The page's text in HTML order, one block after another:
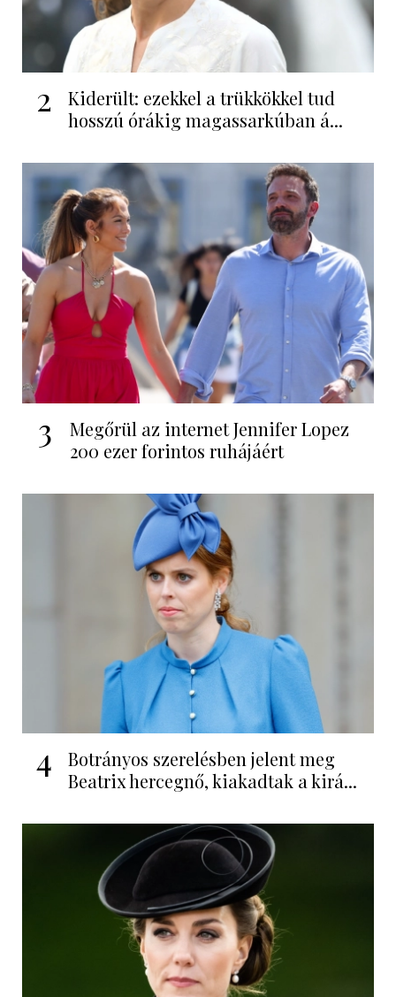
2
Kiderült: ezekkel a trükkökkel tud
hosszú órákig magassarkúban á...
3
Megőrül az internet Jennifer Lopez
200 ezer forintos ruhájáért
4
Botrányos szerelésben jelent meg
Beatrix hercegnő, kiakadtak a kirá...